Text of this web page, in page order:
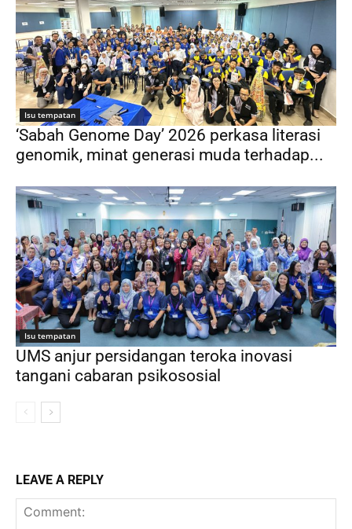
Isu tempatan
‘Sabah Genome Day’ 2026 perkasa literasi
genomik, minat generasi muda terhadap...
Isu tempatan
UMS anjur persidangan teroka inovasi
tangani cabaran psikososial
LEAVE A REPLY